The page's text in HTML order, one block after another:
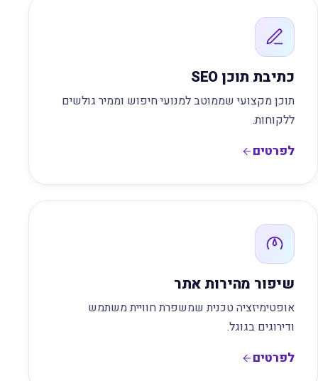
כתיבת תוכן SEO
תוכן מקצועי שממוטב למנועי חיפוש וממיר גולשים
ללקוחות.
לפרטים
שיפור מהירות אתר
אופטימיזציה טכנית שמשפרת חוויית משתמש
ודירוגים בגוגל.
לפרטים